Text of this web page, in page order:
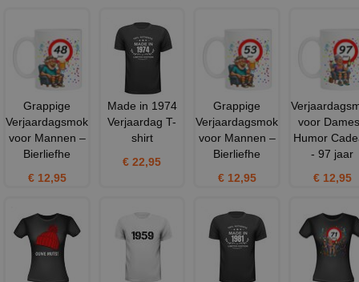
Grappige
Verjaardagsmok
voor Mannen –
Bierliefhe
€ 12,95
Made in 1974
Verjaardag T-
shirt
€ 22,95
Grappige
Verjaardagsmok
voor Mannen –
Bierliefhe
€ 12,95
voor
Humor
- 97 jaar
€ 12,95